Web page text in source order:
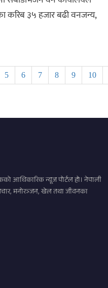
करिब ३५ हजार बढी वनजन्य,
5 6 7 8 9 10
आधिकारिक न्यूज पोर्टल हो। नेपाली
मनोरञ्जन, खेल तथा जीवनका